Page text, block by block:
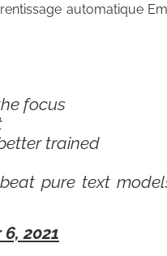
automatique
focus
trained
pure text
2021